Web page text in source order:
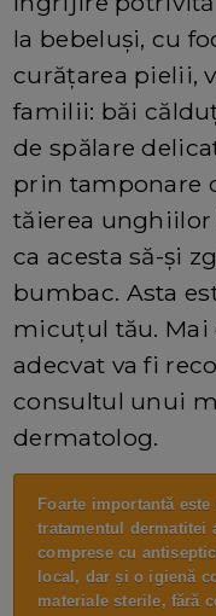
la bebeluși, cu
curățarea pielii,
familii: băi
de spălare
prin tamponare
tăierea
ca acesta să-și
bumbac. Asta
micuțul tău. Mai
adecvat va fi
consultul unui
dermatolog.
Foarte importantă
tratamentul dermatitei
comprese cu
local, dar și o igienă
materiale sterile, fără